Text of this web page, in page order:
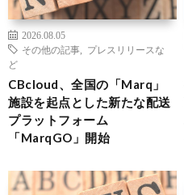
2026.08.05
その他の記事
プレスリリースな
ど
CBcloud、全国の「Marq」
施設を起点とした新たな配送
プラットフォーム
「MarqGO」開始